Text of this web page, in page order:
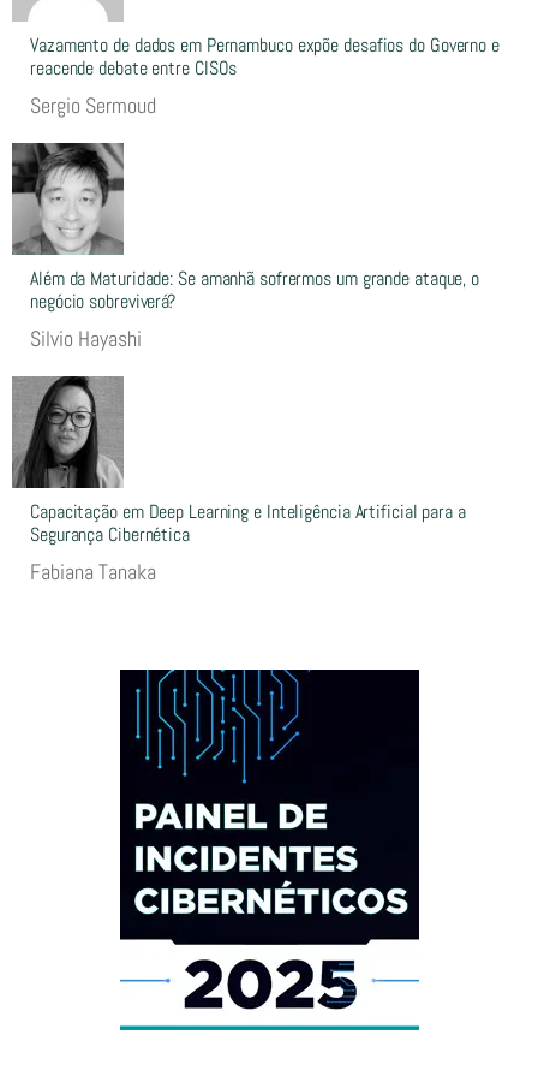
Vazamento de dados em Pernambuco expõe desafios do Governo e
reacende debate entre CISOs
Sergio Sermoud
Além da Maturidade: Se amanhã sofrermos um grande ataque, o
negócio sobreviverá?
Silvio Hayashi
Capacitação em Deep Learning e Inteligência Artificial para a
Segurança Cibernética
Fabiana Tanaka